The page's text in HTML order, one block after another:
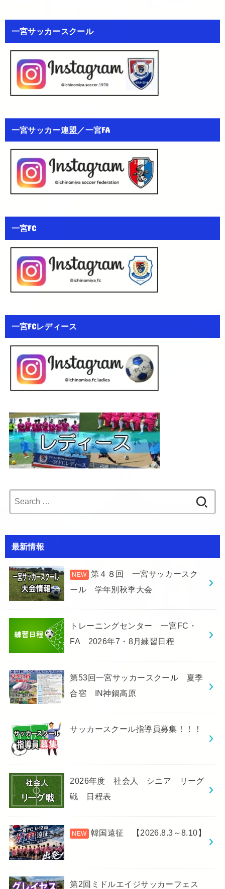
一宮サッカースクール
一宮サッカー連盟／一宮FA
一宮FC
一宮FCレディース
for:
最新情報
第４８回 一宮サッカースク
ール 学年別秋季大会
トレーニングセンター 一宮FC・
FA 2026年7・8月練習日程
第53回一宮サッカースクール 夏季
合宿 IN神鍋高原
サッカースクール指導員募集！！！
2026年度 社会人 シニア リーグ
戦 日程表
韓国遠征 【2026.8.3～8.10】
第2回ミドルエイジサッカーフェス